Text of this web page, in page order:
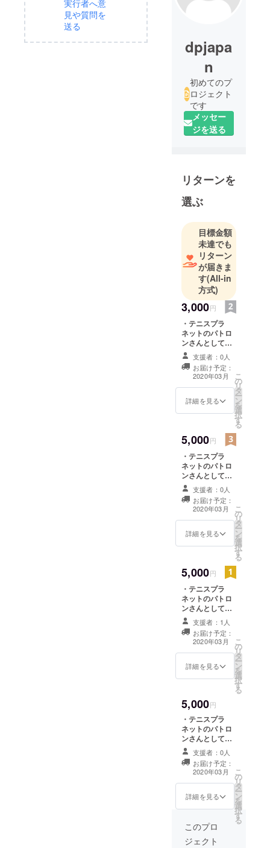
実行者へ意
見や質問を
送る
dpjapa
n
初めてのプ
ロジェクト
です
メッセー
ジを送る
リターンを
選ぶ
目標金額
未達でも
リターン
が届きま
す(All-in
方式)
3,000円
・テニスプラ
ネットのパトロ
ンさんとしての
権利 (2)現地で
テニスプラネッ
トのテニスを自
由に見学する
(2020年の3月ま
で) ※なお、テニ
日の午後4時半か
ら、神奈川県川
崎市立東住吉小
学校グラウンド
テニスコートで
行われていま
す。
支援者：0人
お届け予定：
2020年03月
詳細を見る
こ
の
リ
タ
ー
ン
を
選
択
す
る
5,000円
・テニスプラ
ネットのパトロ
ンさんとしての
権利 (1)現地で
テニスプラネッ
トのテニスに参
加してテニスを
楽しむ(2回ま
で、事前にメー
す)(2020年の3月
まで) ※ご本人や
お子さんが現地
でテニスを楽し
むことができま
す!ぜひいらして
下さい! ※なお、
テニスプラネッ
トは毎週火曜日
金曜日の午後4時
県川崎市立東住
吉小学校グラウ
ます。
支援者：0人
お届け予定：
2020年03月
詳細を見る
こ
の
リ
タ
ー
ン
を
選
択
す
る
5,000円
・テニスプラ
ネットのパトロ
ンさんとしての
権利 (3)テニス
プラネットの子
供たちやスタッ
フからのお礼
メールや文章を
受け取る(子供た
(いただいたメー
ルアドレスに送
らせていただき
ます)(2020年3月
末まで) ※なお、
テニスプラネッ
トは毎週火曜日
金曜日の午後4時
半から、神奈川
県川崎市立東住
吉小学校グラウ
ンドテニスコー
トで行われてい
ます。
支援者：1人
お届け予定：
2020年03月
詳細を見る
こ
の
リ
タ
ー
ン
を
選
択
す
る
5,000円
・テニスプラ
ネットのパトロ
ンさんとしての
権利 (4)テニス
プラネットの
コーチに、テニ
スの質問を自由
にして回答をも
らう(専属コーチ
ていただきます)
支援者：0人
お届け予定：
2020年03月
詳細を見る
こ
の
リ
タ
ー
ン
を
選
択
す
る
このプロ
ジェクト